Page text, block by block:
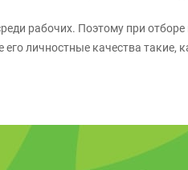
рабочих. Поэтому при
личностные качества такие,